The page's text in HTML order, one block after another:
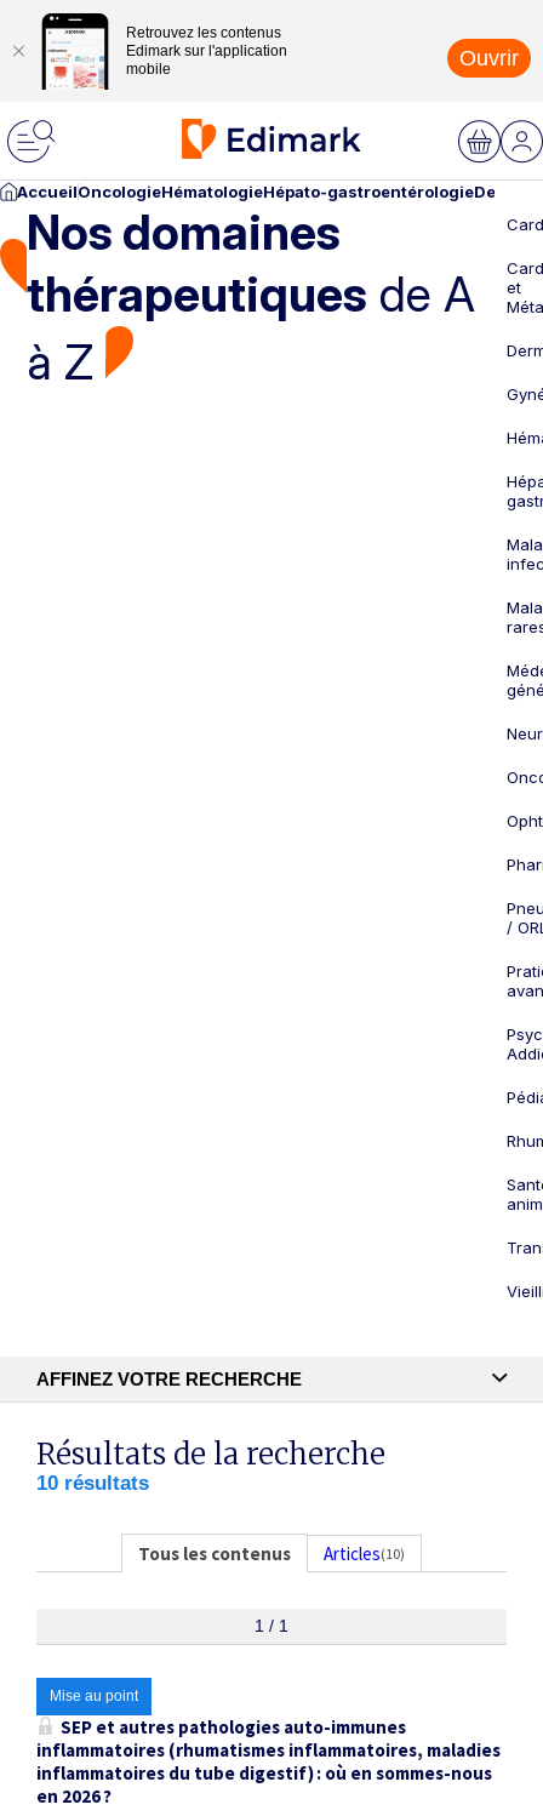
Retrouvez les contenus
Edimark sur l'application
mobile
Ouvrir
AccueilOncologieHématologieHépato-gastroentérologie
Nos domaines
thérapeutiques de A
à Z
et
/
AFFINEZ VOTRE RECHERCHE
Recherche textuelle
Publication
rhumatisme inflammatoire ×
Résultats de la recherche
10 résultats
Tous les contenus Articles(10)
1 / 1
Mise au point
SEP et autres pathologies auto-immunes
inflammatoires (rhumatismes inflammatoires, maladies
inflammatoires du tube digestif) : où en sommes-nous
en 2026 ?